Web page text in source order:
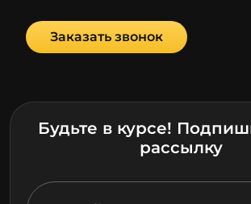
Заказать звонок
Будьте в курсе!
рассылку